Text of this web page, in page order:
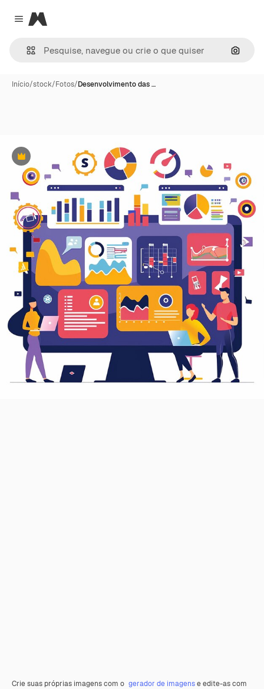
Close menu
Magnific
Início/stock/Fotos/Desenvolvimento das …
Premium
Crie suas próprias imagens com o gerador de imagense edite-as com